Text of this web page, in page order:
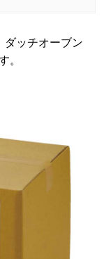
ダッチオーブン